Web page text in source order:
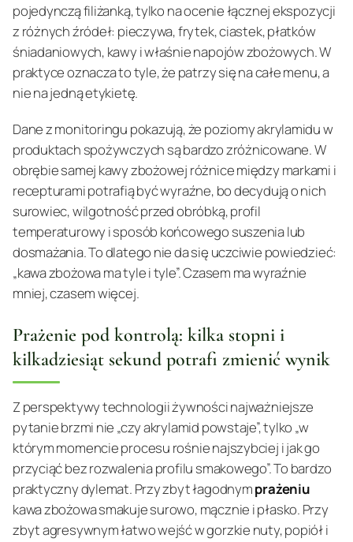
pojedynczą filiżanką, tylko na ocenie łącznej ekspozycji
z różnych źródeł: pieczywa, frytek, ciastek, płatków
śniadaniowych, kawy i właśnie napojów zbożowych. W
praktyce oznacza to tyle, że patrzy się na całe menu, a
nie na jedną etykietę.
Dane z monitoringu pokazują, że poziomy akrylamidu w
produktach spożywczych są bardzo zróżnicowane. W
obrębie samej kawy zbożowej różnice między markami i
recepturami potrafią być wyraźne, bo decydują o nich
surowiec, wilgotność przed obróbką, profil
temperaturowy i sposób końcowego suszenia lub
dosmażania. To dlatego nie da się uczciwie powiedzieć:
„kawa zbożowa ma tyle i tyle”. Czasem ma wyraźnie
mniej, czasem więcej.
Prażenie pod kontrolą: kilka stopni i
kilkadziesiąt sekund potrafi zmienić wynik
Z perspektywy technologii żywności najważniejsze
pytanie brzmi nie „czy akrylamid powstaje”, tylko „w
którym momencie procesu rośnie najszybciej i jak go
przyciąć bez rozwalenia profilu smakowego”. To bardzo
praktyczny dylemat. Przy zbyt łagodnymprażeniu
kawa zbożowa smakuje surowo, mącznie i płasko. Przy
zbyt agresywnym łatwo wejść w gorzkie nuty, popiół i